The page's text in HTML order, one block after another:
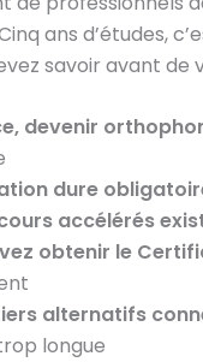
ans d’études,
savoir avant de
devenir
dure
accélérés
obtenir le
alternatifs
longue